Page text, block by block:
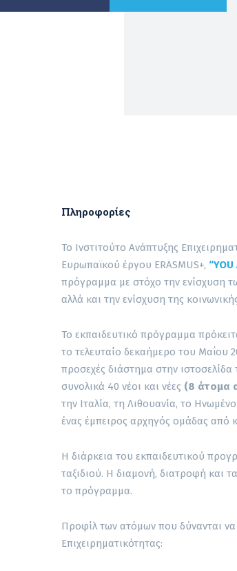
Πληροφορίες
Το Ινστιτούτο Ανάπτυξης
Ευρωπαϊκού έργου ERASMUS+, “YOU
πρόγραμμα με στόχο την ενίσχυση
αλλά και την ενίσχυση της
Το εκπαιδευτικό πρόγραμμα
το τελευταίο δεκαήμερο του Μαΐου
προσεχές διάστημα στην
συνολικά 40 νέοι και νέες (8 άτομα
την Ιταλία, τη Λιθουανία, το
ένας έμπειρος αρχηγός ομάδας από
Η διάρκεια του εκπαιδευτικού
ταξιδιού. Η διαμονή, διατροφή και
το πρόγραμμα.
Προφίλ των ατόμων που δύνανται
Επιχειρηματικότητας: